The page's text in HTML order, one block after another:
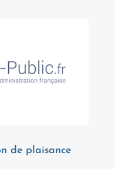
de plaisance